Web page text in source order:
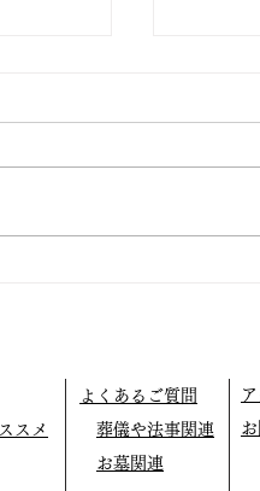
スメ
よくあるご質問
葬儀や法事関連
お墓関連